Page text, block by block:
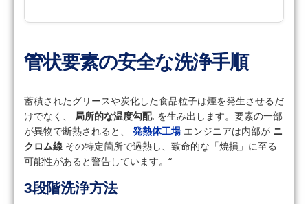
管状要素の安全な洗浄手順
蓄積されたグリースや炭化した食品粒子は煙を発生させるだ
けでなく、 局所的な温度勾配. を生み出します。要素の一部
が異物で断熱されると、 発熱体工場エンジニアは内部が ニ
クロム線 その特定箇所で過熱し、致命的な「焼損」に至る
可能性があると警告しています。“
3段階洗浄方法